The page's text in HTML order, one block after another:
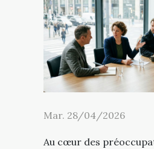
Mar. 28/04/2026
Au cœur des